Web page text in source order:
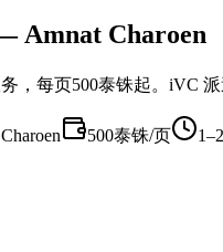
Amnat Charoen
务，每页500泰铢起。
500泰铢/页